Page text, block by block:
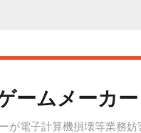
ームメーカ
が電子計算機損壊等業